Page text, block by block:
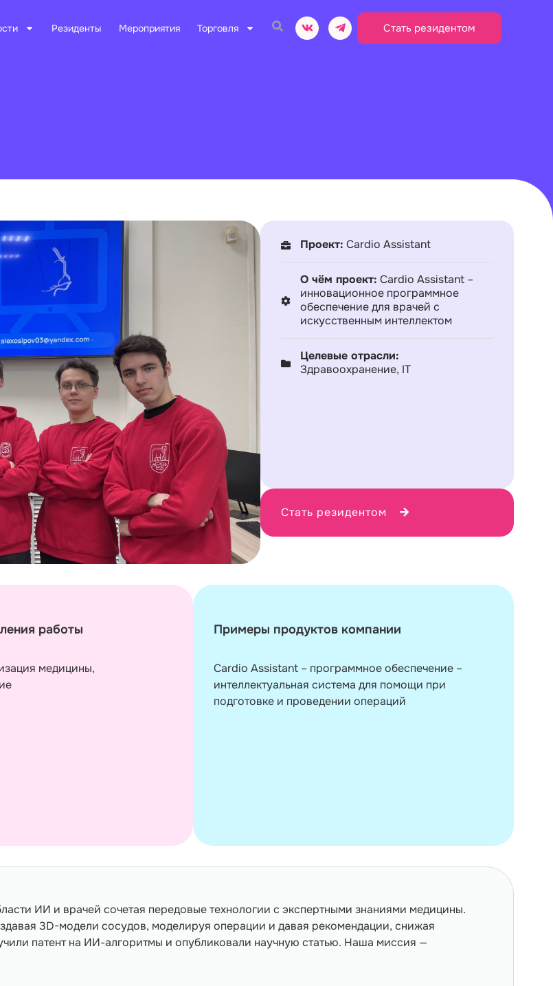
Резиденты Мероприятия Торговля Стать резидентом
Проект: Cardio Assistant
О чём проект: Cardio Assistant –
инновационное программное
обеспечение для врачей с
искусственным интеллектом
Целевые отрасли:
Здравоохранение, IT
Стать резидентом
работы
медицины,
Примеры продуктов компании
Cardio Assistant – программное обеспечение –
интеллектуальная система для помощи при
подготовке и проведении операций
ИИ и врачей сочетая передовые технологии с экспертными знаниями медицины.
3D-модели сосудов, моделируя операции и давая рекомендации, снижая
патент на ИИ-алгоритмы и опубликовали научную статью. Наша миссия —